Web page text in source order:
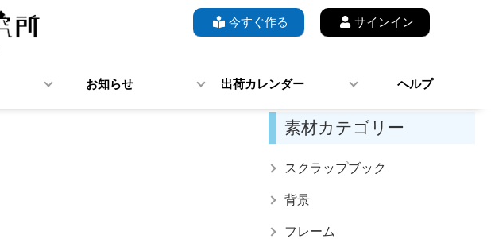
今すぐ作る サインイン
お知らせ 出荷カレンダー ヘルプ
素材カテゴリー
スクラップブック
背景
フレーム